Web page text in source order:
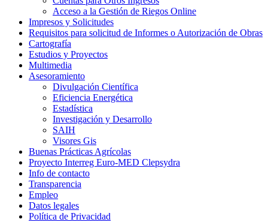
Acceso a la Gestión de Riegos Online
Impresos y Solicitudes
Requisitos para solicitud de Informes o Autorización de Obras
Cartografía
Estudios y Proyectos
Multimedia
Asesoramiento
Divulgación Científica
Eficiencia Energética
Estadística
Investigación y Desarrollo
SAIH
Visores Gis
Buenas Prácticas Agrícolas
Proyecto Interreg Euro-MED Clepsydra
Info de contacto
Transparencia
Empleo
Datos legales
Política de Privacidad